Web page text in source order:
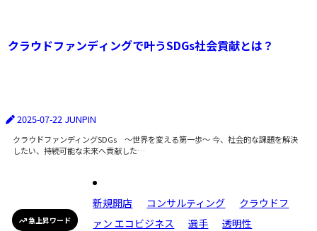
クラウドファンディングで叶うSDGs社会貢献とは？
2025-07-22 JUNPIN
クラウドファンディングSDGs 〜世界を変える第一歩〜 今、社会的な課題を解決
したい、持続可能な未来へ貢献した…
急上昇ワード
新規開店 コンサルティング
クラウドフ
ァン エコビジネス
選手 透明性